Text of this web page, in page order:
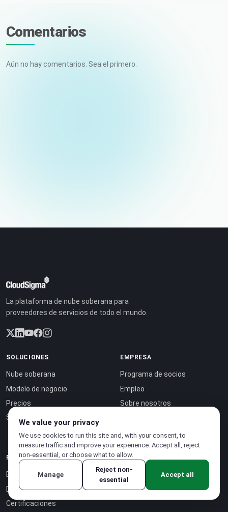
Comentarios
Aún no hay comentarios. Sea el primero.
La plataforma de nube soberana para
proveedores de servicios de todo el mundo.
SOLUCIONES
Nube soberana
Modelo de negocio
Precios
Sostenibilidad
EMPRESA
Programa de socios
Empleo
Sobre nosotros
Contacto
RECURSOS
Blog
Documentación
Certificaciones
We value your privacy
We use cookies to run this site and, with your consent, to
measure traffic and improve your experience. Accept all, reject
non-essential, or choose what to allow.
Manage
Reject non-
essential
Accept all